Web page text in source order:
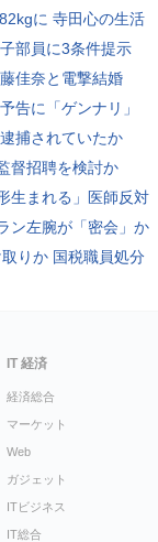
に 寺田心の生活
部員に3条件提示
佳奈と電撃結婚
告に「ゲンナリ」
捕されていたか
督招聘を検討か
生まれる」医師反対
ン左腕が「密会」か
りか 国税職員処分
IT 経済
経済総合
マーケット
Web
ガジェット
ITビジネス
IT総合